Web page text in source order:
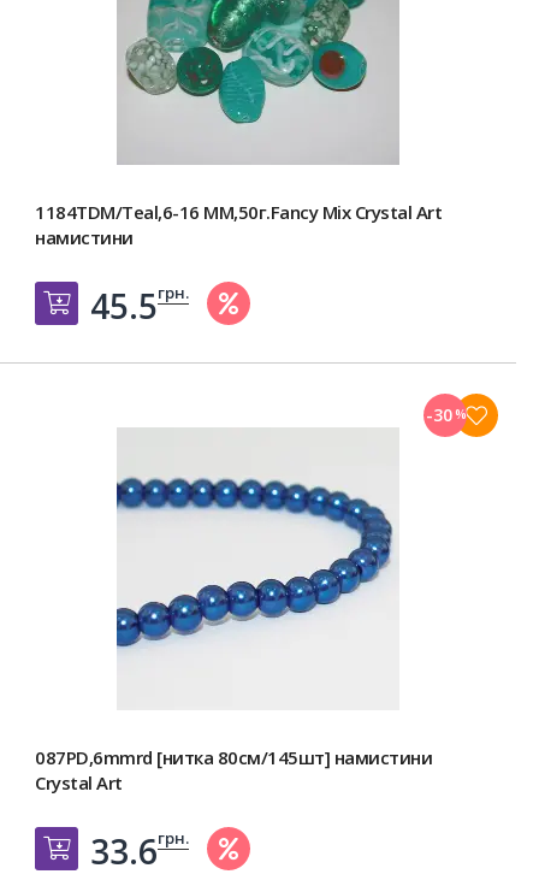
1184TDM/Teal,6-16 MM,50г.Fancy Mix Crystal Art
намистини
Добавить в корзину
45.5грн.
087PD,6mmrd [нитка 80см/145шт] намистини
Crystal Art
Добавить в корзину
33.6грн.
-30%